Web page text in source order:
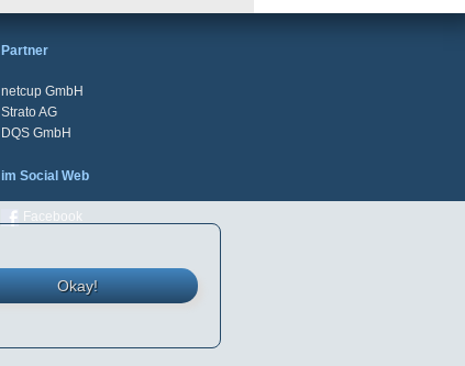
Partner
netcup GmbH
Strato AG
DQS GmbH
im Social Web
Facebook
Okay!